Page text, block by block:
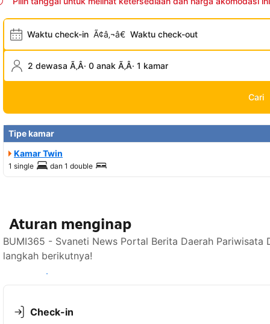
Waktu check-in Ã¢â‚¬â€ Waktu check-out
2 dewasa Ã‚Â· 0 anak Ã‚Â· 1 kamar
Cari
Tipe kamar
Kamar Twin
1 single dan 1 double
Aturan menginap
BUMI365 - Svaneti News Portal Berita Daerah
langkah berikutnya!
Lihat ketersediaan
Check-in